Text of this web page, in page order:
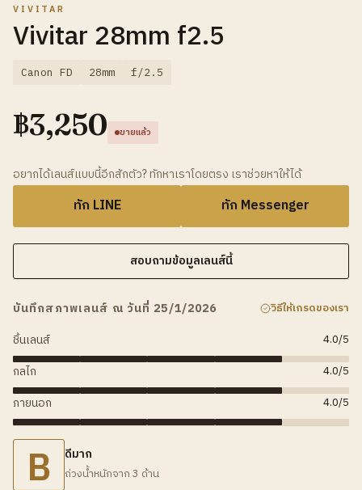
VIVITAR
Vivitar 28mm f2.5
Canon FD 28mm f/2.5
฿3,250 ขายแล้ว
อยากได้เลนส์แบบนี้อีกสักตัว? ทักหาเราโดยตรง เราช่วยหาให้ได้
ทัก LINE ทัก Messenger
สอบถามข้อมูลเลนส์นี้
บันทึกสภาพเลนส์ ณ วันที่ 25/1/2026 วิธีให้เกรดของเรา
ชิ้นเลนส์ 4.0/5
กลไก 4.0/5
ภายนอก 4.0/5
B ดีมาก
ถ่วงน้ำหนักจาก 3 ด้าน